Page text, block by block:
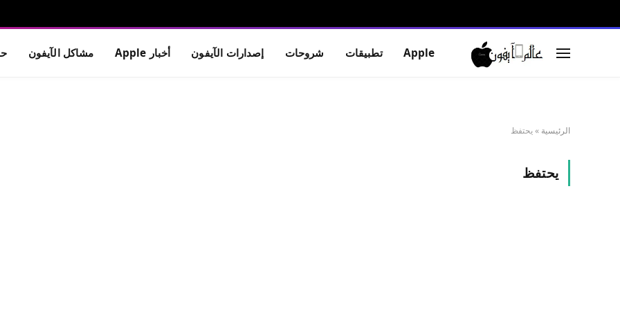
Apple تطبيقات شروحات إصدارات الآيفون أخبار Apple مشاكل الآيفون
الرئيسية »يحتفظ
يحتفظ